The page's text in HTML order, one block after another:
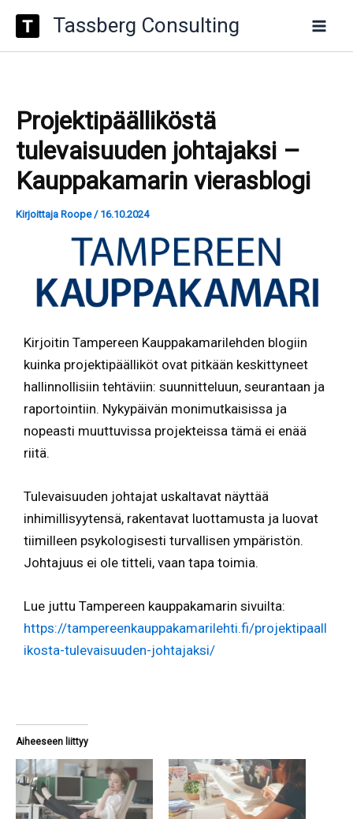
Siirry
sisältöön Tassberg Consulting
Projektipäälliköstä
tulevaisuuden johtajaksi –
Kauppakamarin vierasblogi
Kirjoittaja Roope/ 16.10.2024
Kirjoitin Tampereen Kauppakamarilehden blogiin
kuinka projektipäälliköt ovat pitkään keskittyneet
hallinnollisiin tehtäviin: suunnitteluun, seurantaan ja
raportointiin. Nykypäivän monimutkaisissa ja
nopeasti muuttuvissa projekteissa tämä ei enää
riitä.
Tulevaisuuden johtajat uskaltavat näyttää
inhimillisyytensä, rakentavat luottamusta ja luovat
tiimilleen psykologisesti turvallisen ympäristön.
Johtajuus ei ole titteli, vaan tapa toimia.
Lue juttu Tampereen kauppakamarin sivuilta:
https://tampereenkauppakamarilehti.fi/projektipaall
ikosta-tulevaisuuden-johtajaksi/
Aiheeseen liittyy
your
email…